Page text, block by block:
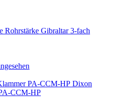
Gibraltar 3-fach
Dixon
CCM-HP